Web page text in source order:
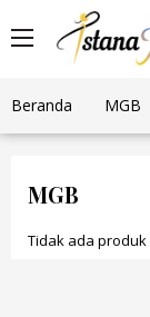
Beranda MGB
MGB
Tidak ada produk